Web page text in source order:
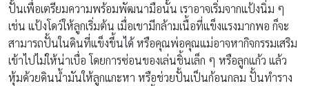
ปั้นเพื่อเตรียมความพร้อมพัฒนามือนั้น เราอาจเริ่มจากแป้งนิ่ม ๆ
เช่น แป้งโดว์ให้ลูกเริ่มต้น เมื่อเขามีกล้ามเนื้อที่แข็งแรงมากพอ ก็จะ
สามารถปั้นในดินที่แข็งขึ้นได้ หรือคุณพ่อคุณแม่อาจหากิจกรรมเสริม
เข้าไปไม่ให้น่าเบื่อ โดยการซ่อนของเล่นชิ้นเล็ก ๆ หรือลูกแก้ว แล้ว
หุ้มด้วยดินน้ำมันให้ลูกแกะหา หรือช่วยปั้นเป็นก้อนกลม ปั้นทำราง